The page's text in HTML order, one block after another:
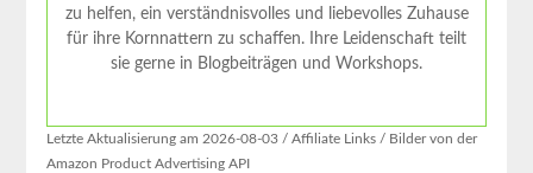
zu helfen, ein verständnisvolles und liebevolles Zuhause
für ihre Kornnattern zu schaffen. Ihre Leidenschaft teilt
sie gerne in Blogbeiträgen und Workshops.
Letzte Aktualisierung am 2026-08-03 / Affiliate Links / Bilder von der
Amazon Product Advertising API